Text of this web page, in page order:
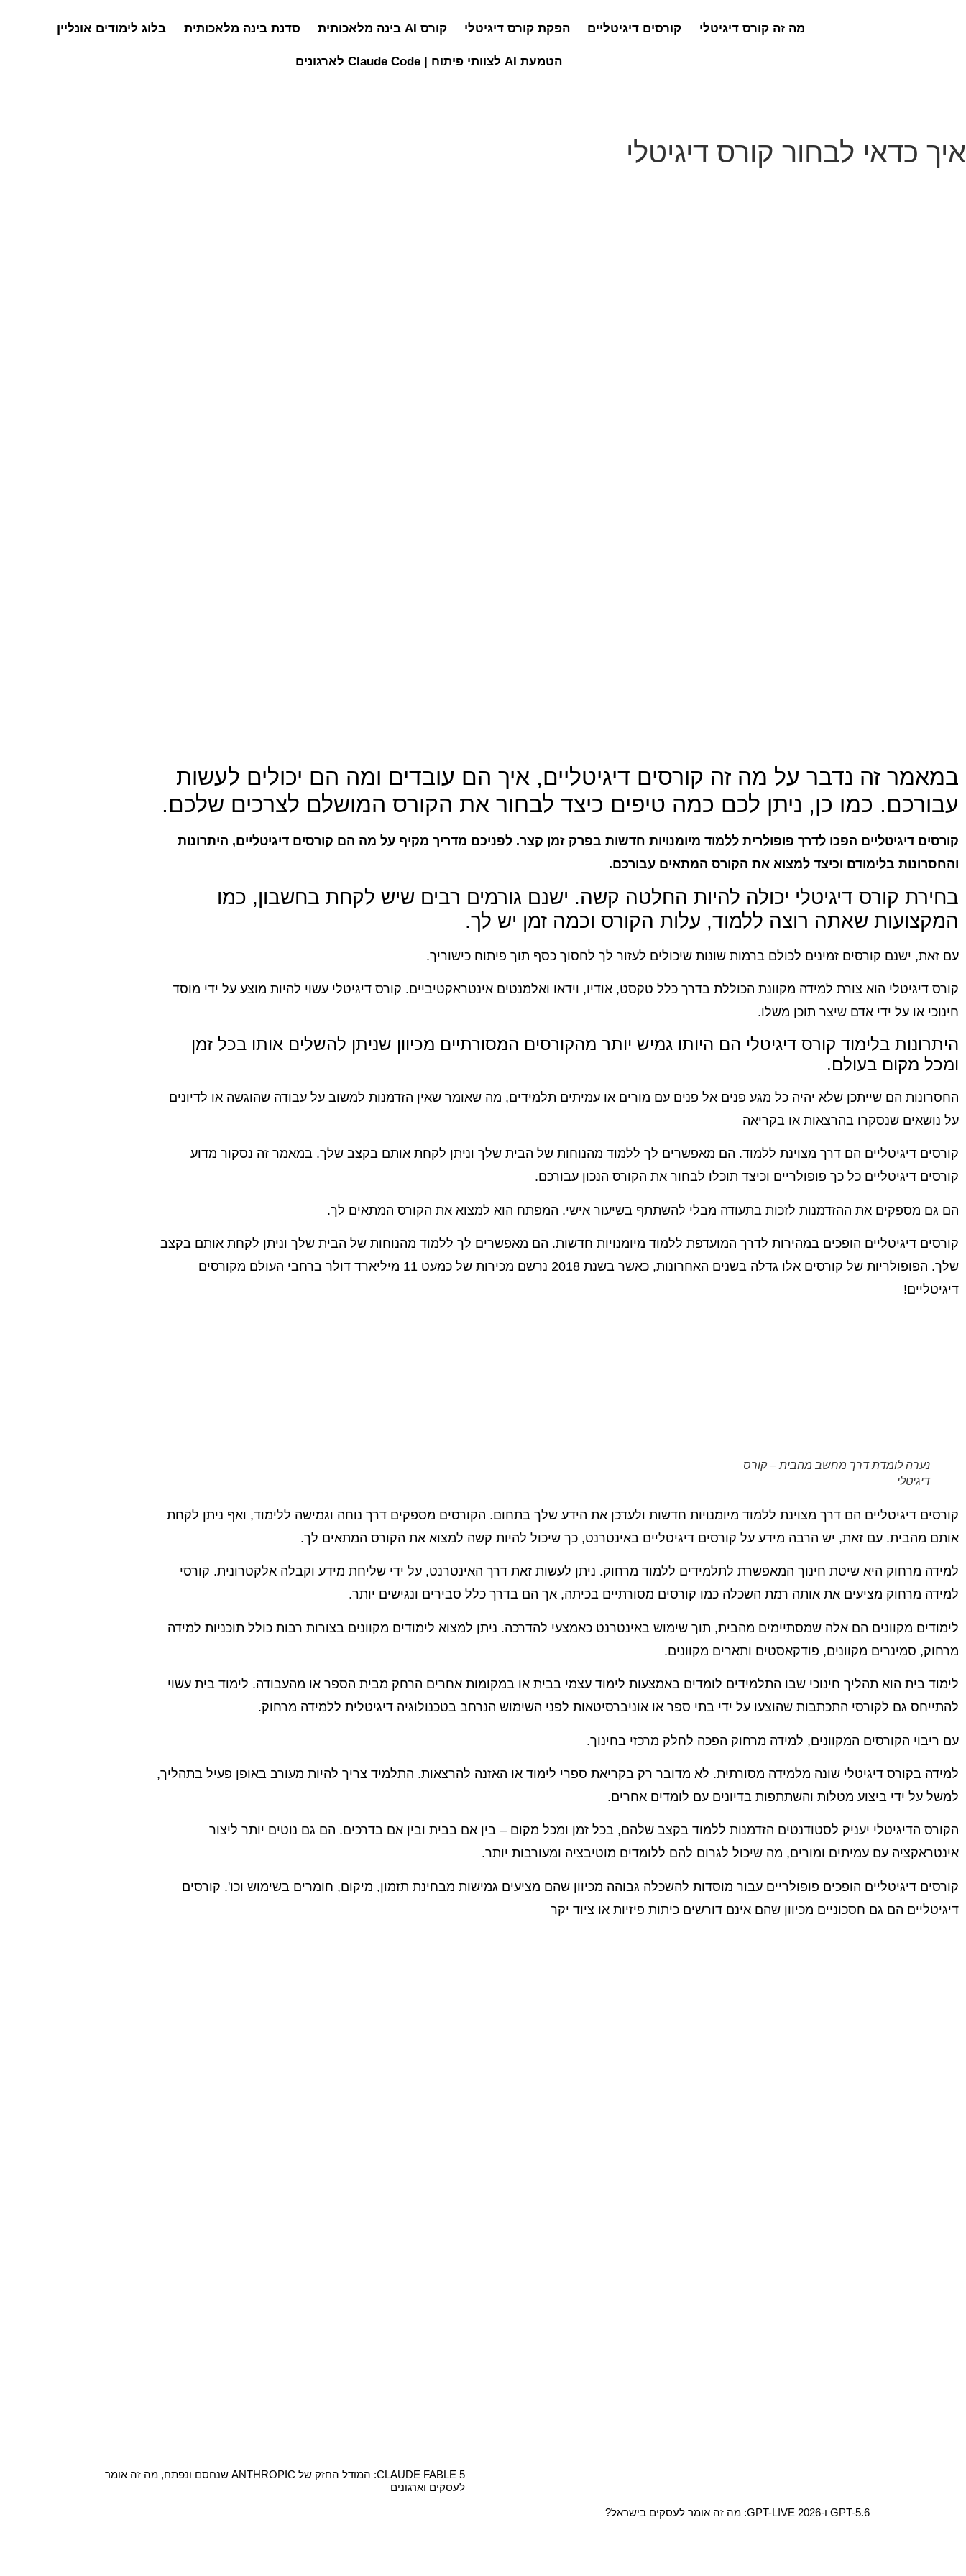
מה זה קורס דיגיטלי קורסים דיגיטליים הפקת קורס דיגיטלי קורס AI בינה מלאכותית סדנת בינה מלאכותית בלוג לימודים אונליין
הטמעת AI לצוותי פיתוח | Claude Code לארגונים
איך כדאי לבחור קורס דיגיטלי
במאמר זה נדבר על מה זה קורסים דיגיטליים, איך הם עובדים ומה הם יכולים לעשות
עבורכם. כמו כן, ניתן לכם כמה טיפים כיצד לבחור את הקורס המושלם לצרכים שלכם.
קורסים דיגיטליים הפכו לדרך פופולרית ללמוד מיומנויות חדשות בפרק זמן קצר. לפניכם מדריך מקיף על מה הם קורסים דיגיטליים, היתרונות
והחסרונות בלימודם וכיצד למצוא את הקורס המתאים עבורכם.
בחירת קורס דיגיטלי יכולה להיות החלטה קשה. ישנם גורמים רבים שיש לקחת בחשבון, כמו
המקצועות שאתה רוצה ללמוד, עלות הקורס וכמה זמן יש לך.
עם זאת, ישנם קורסים זמינים לכולם ברמות שונות שיכולים לעזור לך לחסוך כסף תוך פיתוח כישוריך.
קורס דיגיטלי הוא צורת למידה מקוונת הכוללת בדרך כלל טקסט, אודיו, וידאו ואלמנטים אינטראקטיביים. קורס דיגיטלי עשוי להיות מוצע על ידי מוסד
חינוכי או על ידי אדם שיצר תוכן משלו.
היתרונות בלימוד קורס דיגיטלי הם היותו גמיש יותר מהקורסים המסורתיים מכיוון שניתן להשלים אותו בכל זמן
ומכל מקום בעולם.
החסרונות הם שייתכן שלא יהיה כל מגע פנים אל פנים עם מורים או עמיתים תלמידים, מה שאומר שאין הזדמנות למשוב על עבודה שהוגשה או לדיונים
על נושאים שנסקרו בהרצאות או בקריאה
קורסים דיגיטליים הם דרך מצוינת ללמוד. הם מאפשרים לך ללמוד מהנוחות של הבית שלך וניתן לקחת אותם בקצב שלך. במאמר זה נסקור מדוע
קורסים דיגיטליים כל כך פופולריים וכיצד תוכלו לבחור את הקורס הנכון עבורכם.
הם גם מספקים את ההזדמנות לזכות בתעודה מבלי להשתתף בשיעור אישי. המפתח הוא למצוא את הקורס המתאים לך.
קורסים דיגיטליים הופכים במהירות לדרך המועדפת ללמוד מיומנויות חדשות. הם מאפשרים לך ללמוד מהנוחות של הבית שלך וניתן לקחת אותם בקצב
שלך. הפופולריות של קורסים אלו גדלה בשנים האחרונות, כאשר בשנת 2018 נרשם מכירות של כמעט 11 מיליארד דולר ברחבי העולם מקורסים
דיגיטליים!
נערה לומדת דרך מחשב מהבית – קורס
דיגיטלי
קורסים דיגיטליים הם דרך מצוינת ללמוד מיומנויות חדשות ולעדכן את הידע שלך בתחום. הקורסים מספקים דרך נוחה וגמישה ללימוד, ואף ניתן לקחת
אותם מהבית. עם זאת, יש הרבה מידע על קורסים דיגיטליים באינטרנט, כך שיכול להיות קשה למצוא את הקורס המתאים לך.
למידה מרחוק היא שיטת חינוך המאפשרת לתלמידים ללמוד מרחוק. ניתן לעשות זאת דרך האינטרנט, על ידי שליחת מידע וקבלה אלקטרונית. קורסי
למידה מרחוק מציעים את אותה רמת השכלה כמו קורסים מסורתיים בכיתה, אך הם בדרך כלל סבירים ונגישים יותר.
לימודים מקוונים הם אלה שמסתיימים מהבית, תוך שימוש באינטרנט כאמצעי להדרכה. ניתן למצוא לימודים מקוונים בצורות רבות כולל תוכניות למידה
מרחוק, סמינרים מקוונים, פודקאסטים ותארים מקוונים.
לימוד בית הוא תהליך חינוכי שבו התלמידים לומדים באמצעות לימוד עצמי בבית או במקומות אחרים הרחק מבית הספר או מהעבודה. לימוד בית עשוי
להתייחס גם לקורסי התכתבות שהוצעו על ידי בתי ספר או אוניברסיטאות לפני השימוש הנרחב בטכנולוגיה דיגיטלית ללמידה מרחוק.
עם ריבוי הקורסים המקוונים, למידה מרחוק הפכה לחלק מרכזי בחינוך.
למידה בקורס דיגיטלי שונה מלמידה מסורתית. לא מדובר רק בקריאת ספרי לימוד או האזנה להרצאות. התלמיד צריך להיות מעורב באופן פעיל בתהליך,
למשל על ידי ביצוע מטלות והשתתפות בדיונים עם לומדים אחרים.
הקורס הדיגיטלי יעניק לסטודנטים הזדמנות ללמוד בקצב שלהם, בכל זמן ומכל מקום – בין אם בבית ובין אם בדרכים. הם גם נוטים יותר ליצור
אינטראקציה עם עמיתים ומורים, מה שיכול לגרום להם ללומדים מוטיבציה ומעורבות יותר.
קורסים דיגיטליים הופכים פופולריים עבור מוסדות להשכלה גבוהה מכיוון שהם מציעים גמישות מבחינת תזמון, מיקום, חומרים בשימוש וכו'. קורסים
דיגיטליים הם גם חסכוניים מכיוון שהם אינם דורשים כיתות פיזיות או ציוד יקר
GPT-5.6 ו-GPT-LIVE 2026: מה זה אומר לעסקים בישראל?
CLAUDE FABLE 5: המודל החזק של ANTHROPIC שנחסם ונפתח, מה זה אומר
לעסקים וארגונים